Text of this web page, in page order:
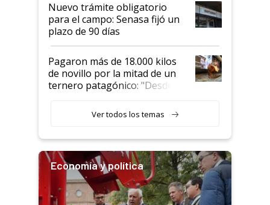
Nuevo trámite obligatorio
para el campo: Senasa fijó un
plazo de 90 días
Pagaron más de 18.000 kilos
de novillo por la mitad de un
ternero patagónico: "Desde
llamar la atención"
Ver todos los temas
Economía y política